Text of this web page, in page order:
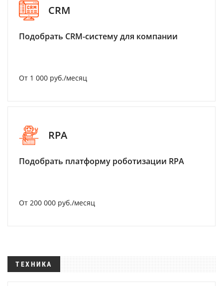
CRM
Подобрать CRM-систему для компании
От 1 000 руб./месяц
RPA
Подобрать платформу роботизации RPA
От 200 000 руб./месяц
ТЕХНИКА